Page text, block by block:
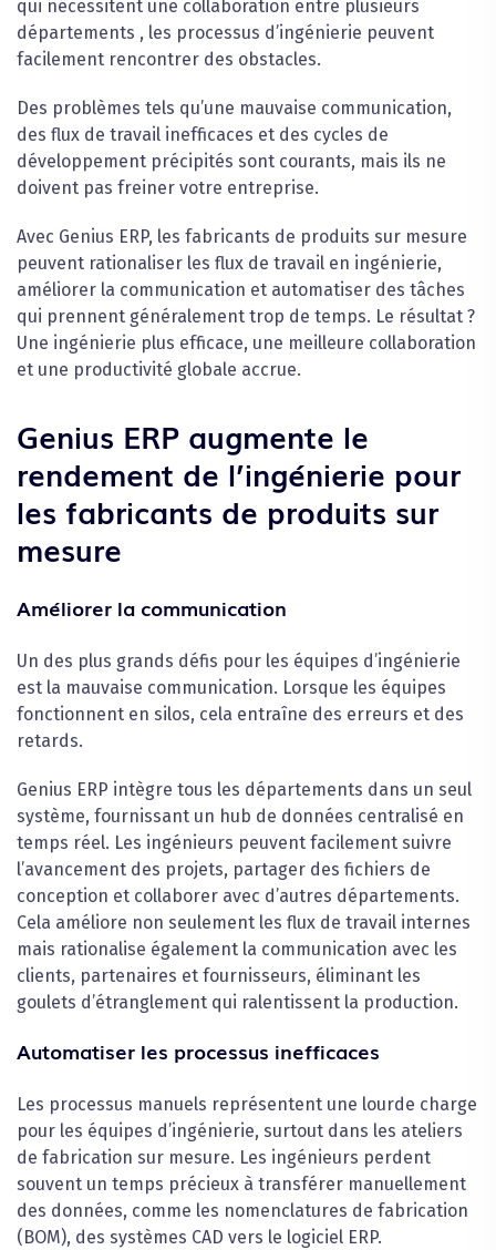
qui nécessitent une collaboration entre plusieurs
départements , les processus d’ingénierie peuvent
facilement rencontrer des obstacles.
Des problèmes tels qu’une mauvaise communication,
des flux de travail inefficaces et des cycles de
développement précipités sont courants, mais ils ne
doivent pas freiner votre entreprise.
Avec Genius ERP, les fabricants de produits sur mesure
peuvent rationaliser les flux de travail en ingénierie,
améliorer la communication et automatiser des tâches
qui prennent généralement trop de temps. Le résultat ?
Une ingénierie plus efficace, une meilleure collaboration
et une productivité globale accrue.
Genius ERP augmente le
rendement de l’ingénierie pour
les fabricants de produits sur
mesure
Améliorer la communication
Un des plus grands défis pour les équipes d’ingénierie
est la mauvaise communication. Lorsque les équipes
fonctionnent en silos, cela entraîne des erreurs et des
retards.
Genius ERP intègre tous les départements dans un seul
système, fournissant un hub de données centralisé en
temps réel. Les ingénieurs peuvent facilement suivre
l’avancement des projets, partager des fichiers de
conception et collaborer avec d’autres départements.
Cela améliore non seulement les flux de travail internes
mais rationalise également la communication avec les
clients, partenaires et fournisseurs, éliminant les
goulets d’étranglement qui ralentissent la production.
Automatiser les processus inefficaces
Les processus manuels représentent une lourde charge
pour les équipes d’ingénierie, surtout dans les ateliers
de fabrication sur mesure. Les ingénieurs perdent
souvent un temps précieux à transférer manuellement
des données, comme les nomenclatures de fabrication
(BOM), des systèmes CAD vers le logiciel ERP.